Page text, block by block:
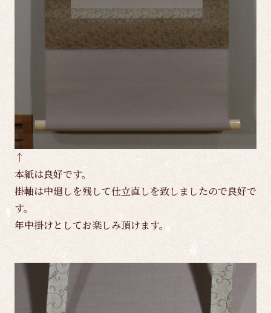
↑
本紙は良好です。
掛軸は中廻しを残して仕立直しを致しましたので良好で
す。
年中掛けとしてお楽しみ頂けます。